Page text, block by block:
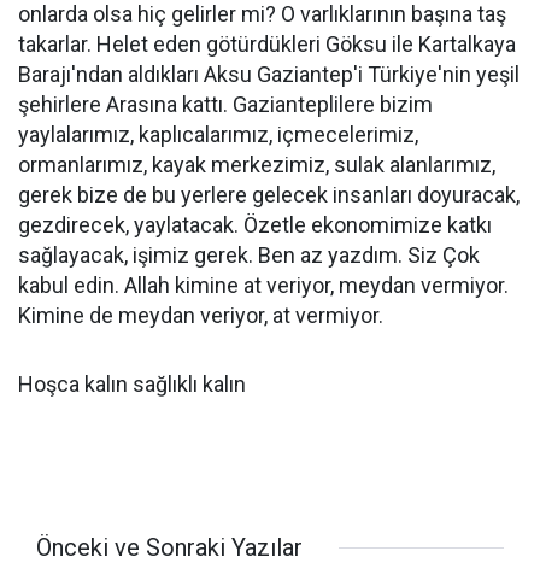
onlarda olsa hiç gelirler mi? O varlıklarının başına taş
takarlar. Helet eden götürdükleri Göksu ile Kartalkaya
Barajı'ndan aldıkları Aksu Gaziantep'i Türkiye'nin yeşil
şehirlere Arasına kattı. Gazianteplilere bizim
yaylalarımız, kaplıcalarımız, içmecelerimiz,
ormanlarımız, kayak merkezimiz, sulak alanlarımız,
gerek bize de bu yerlere gelecek insanları doyuracak,
gezdirecek, yaylatacak. Özetle ekonomimize katkı
sağlayacak, işimiz gerek. Ben az yazdım. Siz Çok
kabul edin. Allah kimine at veriyor, meydan vermiyor.
Kimine de meydan veriyor, at vermiyor.
Hoşca kalın sağlıklı kalın
Önceki ve Sonraki Yazılar